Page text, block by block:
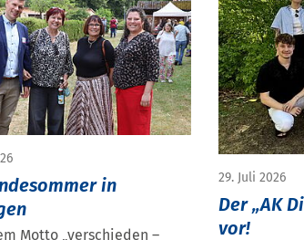
in
Motto „verschieden –
29. Juli 2026
Der „AK
vor!